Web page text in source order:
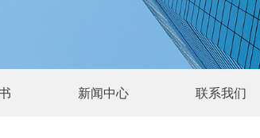
新闻中心 联系我们